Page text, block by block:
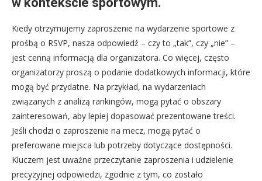
Kiedy otrzymujemy zaproszenie na wydarzenie sportowe z
prośbą o RSVP, nasza odpowiedź – czy to „tak”, czy „nie” –
jest cenną informacją dla organizatora. Co więcej, często
organizatorzy proszą o podanie dodatkowych informacji, które
mogą być przydatne. Na przykład, na wydarzeniach
związanych z analizą rankingów, mogą pytać o obszary
zainteresowań, aby lepiej dopasować prezentowane treści.
Jeśli chodzi o zaproszenie na mecz, mogą pytać o
preferowane miejsca lub potrzeby dotyczące dostępności.
Kluczem jest uważne przeczytanie zaproszenia i udzielenie
precyzyjnej odpowiedzi, zgodnie z tym, co zostało